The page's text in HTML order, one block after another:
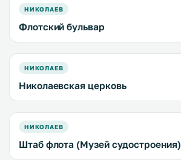
НИКОЛАЕВ
Флотский бульвар
НИКОЛАЕВ
Николаевская церковь
НИКОЛАЕВ
Штаб флота (Музей судостроения)